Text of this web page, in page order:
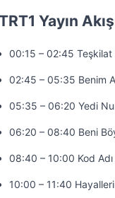
Yayın
00:15 – 02:45 Teşkilat
02:45 – 05:35 Benim
05:35 – 06:20 Yedi
06:20 – 08:40 Beni
08:40 – 10:00 Kod Adı
10:00 – 11:40